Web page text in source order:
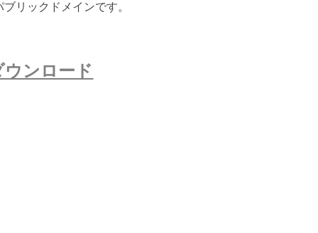
リックドメインです。
ンロード